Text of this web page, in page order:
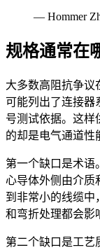
— Hommer
规格通常在
大多数高阻抗争议
可能列出了连接器
号测试依据。这样
的却是电气通道性
第一个缺口是术语。
心导体外侧由介质
到非常小的线缆中
和弯折处理都会影
第二个缺口是工艺